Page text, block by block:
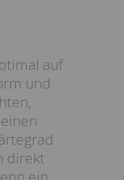
auf
und
direkt